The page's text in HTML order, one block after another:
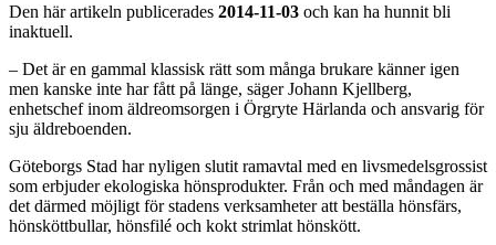
Den här artikeln publicerades 2014-11-03 och kan ha hunnit bli
inaktuell.
– Det är en gammal klassisk rätt som många brukare känner igen
men kanske inte har fått på länge, säger Johann Kjellberg,
enhetschef inom äldreomsorgen i Örgryte Härlanda och ansvarig för
sju äldreboenden.
Göteborgs Stad har nyligen slutit ramavtal med en livsmedelsgrossist
som erbjuder ekologiska hönsprodukter. Från och med måndagen är
det därmed möjligt för stadens verksamheter att beställa hönsfärs,
hönsköttbullar, hönsfilé och kokt strimlat hönskött.